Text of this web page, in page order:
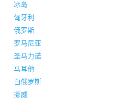
冰岛
匈牙利
俄罗斯
罗马尼亚
圣马力诺
马耳他
白俄罗斯
挪威